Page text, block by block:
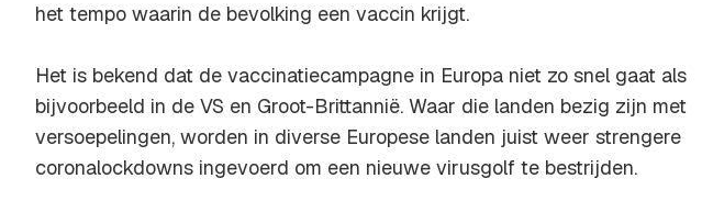
het tempo waarin de bevolking een vaccin krijgt.
Het is bekend dat de vaccinatiecampagne in Europa niet zo snel gaat als
bijvoorbeeld in de VS en Groot-Brittannië. Waar die landen bezig zijn met
versoepelingen, worden in diverse Europese landen juist weer strengere
coronalockdowns ingevoerd om een nieuwe virusgolf te bestrijden.